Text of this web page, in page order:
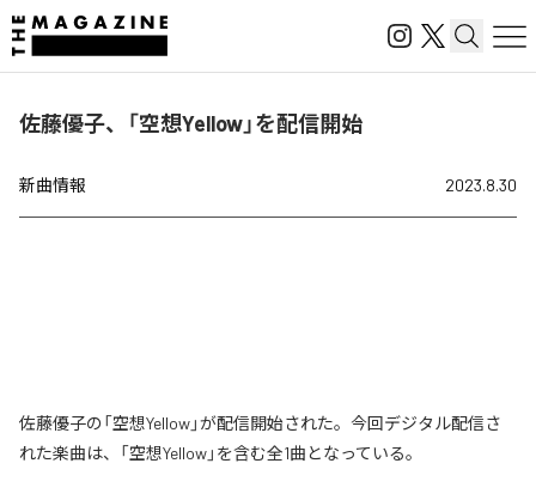
佐藤優子、「空想Yellow」を配信開始
新曲情報 2023.8.30
佐藤優子の「空想Yellow」が配信開始された。今回デジタル配信さ
れた楽曲は、「空想Yellow」を含む全1曲となっている。